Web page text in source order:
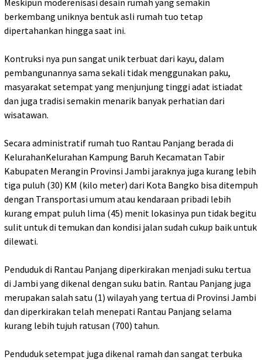
berkembang uniknya bentuk asli rumah tuo tetap
dipertahankan hingga saat ini.
Kontruksi nya pun sangat unik terbuat dari kayu, dalam
pembangunannya sama sekali tidak menggunakan paku,
masyarakat setempat yang menjunjung tinggi adat istiadat
dan juga tradisi semakin menarik banyak perhatian dari
wisatawan.
Secara administratif rumah tuo Rantau Panjang berada di
KelurahanKelurahan Kampung Baruh Kecamatan Tabir
Kabupaten Merangin Provinsi Jambi jaraknya juga kurang lebih
tiga puluh (30) KM (kilo meter) dari Kota Bangko bisa ditempuh
dengan Transportasi umum atau kendaraan pribadi lebih
kurang empat puluh lima (45) menit lokasinya pun tidak begitu
sulit untuk di temukan dan kondisi jalan sudah cukup baik untuk
dilewati.
Penduduk di Rantau Panjang diperkirakan menjadi suku tertua
di Jambi yang dikenal dengan suku batin. Rantau Panjang juga
merupakan salah satu (1) wilayah yang tertua di Provinsi Jambi
dan diperkirakan telah menepati Rantau Panjang selama
kurang lebih tujuh ratusan (700) tahun.
Penduduk setempat juga dikenal ramah dan sangat terbuka